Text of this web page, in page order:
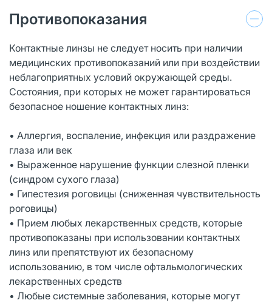
Противопоказания
Контактные линзы не следует носить при наличии
медицинских противопоказаний или при воздействии
неблагоприятных условий окружающей среды.
Состояния, при которых не может гарантироваться
безопасное ношение контактных линз:
• Аллергия, воспаление, инфекция или раздражение
глаза или век
• Выраженное нарушение функции слезной пленки
(синдром сухого глаза)
• Гипестезия роговицы (сниженная чувствительность
роговицы)
• Прием любых лекарственных средств, которые
противопоказаны при использовании контактных
линз или препятствуют их безопасному
использованию, в том числе офтальмологических
лекарственных средств
• Любые системные заболевания, которые могут